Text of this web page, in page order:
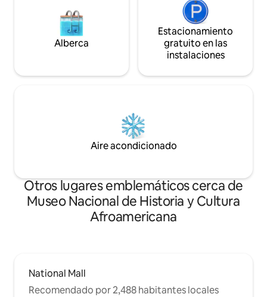
Alberca
Estacionamiento
gratuito en las
instalaciones
Aire acondicionado
Otros lugares emblemáticos cerca de
Museo Nacional de Historia y Cultura
Afroamericana
National Mall
Recomendado por 2,488 habitantes locales